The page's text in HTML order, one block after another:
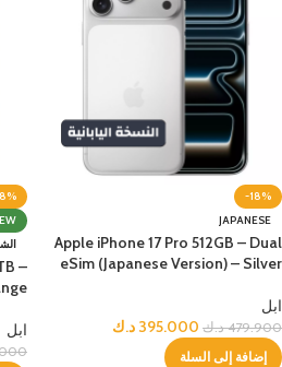
-18%
JAPANESE
Apple iPhone 17 Pro 512GB – Dual
eSim (Japanese Version) – Silver
ابل
479.900 د.ك 395.000 د.ك
إضافة إلى السلة
–
ابل